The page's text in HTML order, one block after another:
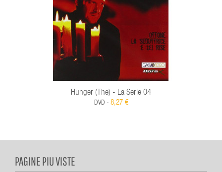
Hunger (The) - La Serie 04
DVD - 8,27 €
PAGINE PIU VISTE